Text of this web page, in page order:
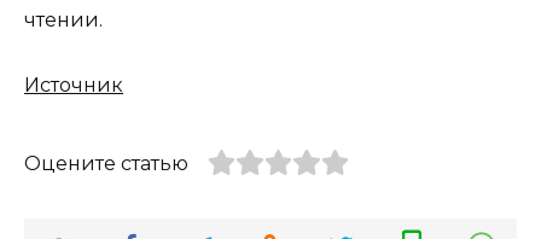
чтении.
Источник
Оцените статью